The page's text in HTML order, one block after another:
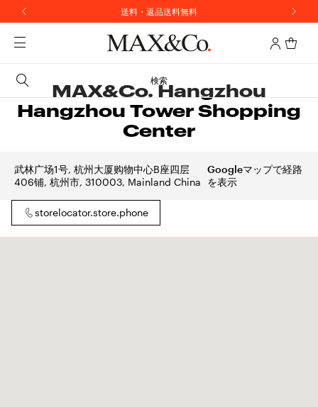
送料・返品送料無料
ニュースレター購読で10%OFFのプロモコードをプレゼント
検索
MAX&Co. Hangzhou
Hangzhou Tower Shopping
Center
武林广场1号, 杭州大厦购物中心B座四层
406铺, 杭州市, 310003, Mainland China
Googleマップで経路
を表示
storelocator.store.phone